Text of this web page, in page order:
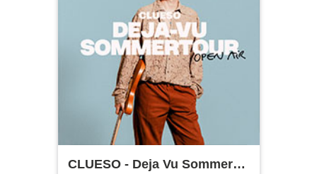
CLUESO - Deja Vu Sommer